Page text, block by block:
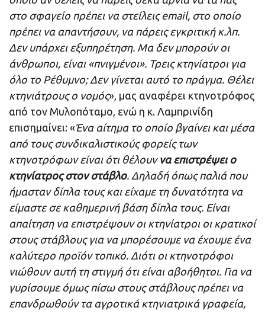
στο σφαγείο πρέπει να στείλεις email, στο οποίο
πρέπει να απαντήσουν, να πάρεις εγκριτική κ.λπ.
Δεν υπάρχει εξυπηρέτηση. Μα δεν μπορούν οι
άνθρωποι, είναι «πνιγμένοι». Τρεις κτηνίατροι για
όλο το Ρέθυμνο; Δεν γίνεται αυτό το πράγμα. Θέλει
κτηνιάτρους ο νομός», μας αναφέρει κτηνοτρόφος
από τον Μυλοπόταμο, ενώ η κ. Λαμπρινίδη
επισημαίνει: «Ένα αίτημα το οποίο βγαίνει και μέσα
από τους συνδικαλιστικούς φορείς των
κτηνοτρόφων είναι ότι θέλουν να επιστρέψει ο
κτηνίατρος στον στάβλο. Δηλαδή όπως παλιά που
ήμασταν δίπλα τους και είχαμε τη δυνατότητα να
είμαστε σε καθημερινή βάση δίπλα τους. Είναι
απαίτηση να επιστρέψουν οι κτηνίατροι οι κρατικοί
στους στάβλους για να μπορέσουμε να έχουμε ένα
καλύτερο προϊόν τοπικό. Διότι οι κτηνοτρόφοι
νιώθουν αυτή τη στιγμή ότι είναι αβοήθητοι. Για να
γυρίσουμε όμως πίσω στους στάβλους πρέπει να
επανδρωθούν τα αγροτικά κτηνιατρικά γραφεία,